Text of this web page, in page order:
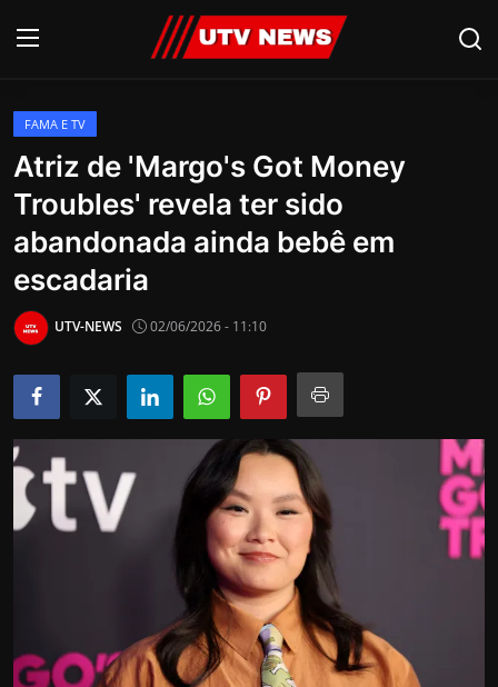
AO VIVO
PIRACICABA
CAMPINAS
LIMEIRA
Economia
Cultura
Internacional
FAMA E TV
Atriz de 'Margo's Got Money
Troubles' revela ter sido
abandonada ainda bebê em
escadaria
UTV-NEWS 02/06/2026 - 11:10